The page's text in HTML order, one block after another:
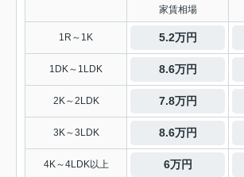
家賃相場
1R～1K 5.2万円
1DK～1LDK 8.6万円
2K～2LDK 7.8万円
3K～3LDK 8.6万円
4K～4LDK以上 6万円